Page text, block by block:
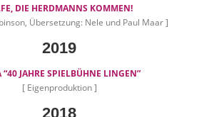
DIE HERDMANNS KOMMEN!
Übersetzung: Nele und Paul Maar ]
2019
“40 JAHRE SPIELBÜHNE LINGEN”
[ Eigenproduktion ]
2018